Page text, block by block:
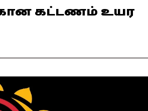
கட்டணம் உயர